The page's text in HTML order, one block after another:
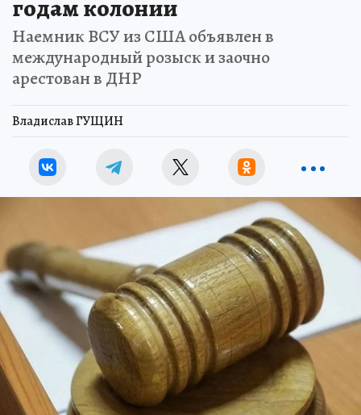
годам колонии
Наемник ВСУ из США объявлен в
международный розыск и заочно
арестован в ДНР
Владислав ГУЩИН